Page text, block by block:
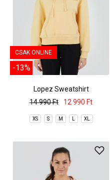
CSAK ONLINE
-13%
Lopez Sweatshirt
14 990 Ft
12 990 Ft
XS S M L XL